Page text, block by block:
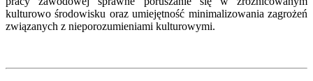
kulturowo środowisku oraz umiejętność minimalizowania zagrożeń
związanych z nieporozumieniami kulturowymi.